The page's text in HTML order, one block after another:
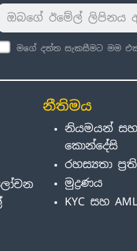
මගේ දත්ත සැකසීමට මම
නීතිමය
නියමයන් සහ
කොන්දේසි
රහස්‍යතා
මුද්‍රණය
KYC සහ AML